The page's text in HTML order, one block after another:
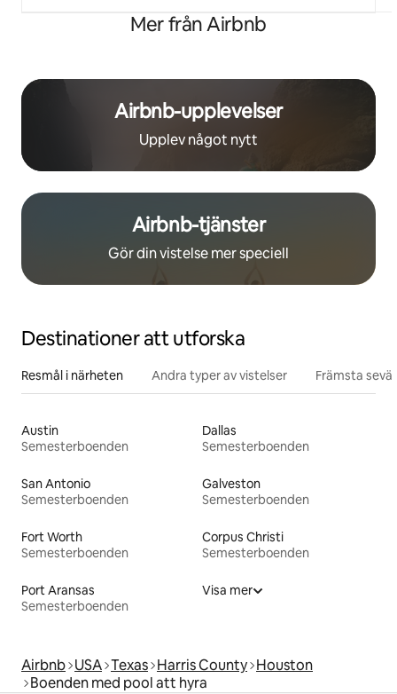
Mer från Airbnb
Airbnb-upplevelser
Upplev något nytt
Airbnb-tjänster
Gör din vistelse mer speciell
Destinationer att utforska
Resmål i närheten Andra typer av vistelser Främsta
Austin
Semesterboenden
Dallas
Semesterboenden
San Antonio
Semesterboenden
Galveston
Semesterboenden
Fort Worth
Semesterboenden
Corpus Christi
Semesterboenden
Port Aransas
Semesterboenden
Visa mer
Airbnb USA Texas Harris County Houston
Boenden med pool att hyra